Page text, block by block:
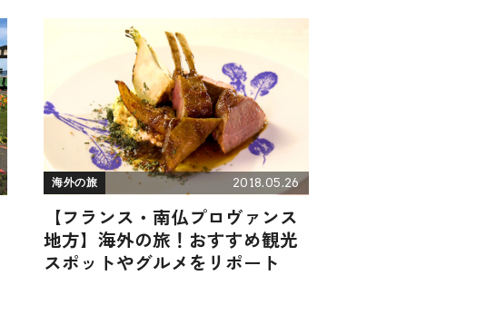
海外の旅 2018.05.26
【フランス・南仏プロヴァンス
地方】海外の旅！おすすめ観光
スポットやグルメをリポート